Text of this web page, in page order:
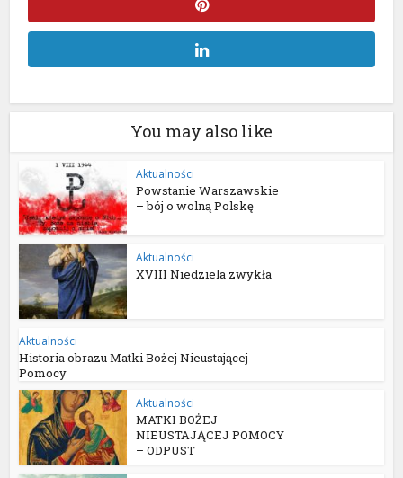
You may also like
Aktualności
Powstanie Warszawskie
– bój o wolną Polskę
Aktualności
XVIII Niedziela zwykła
Aktualności
Historia obrazu Matki Bożej Nieustającej
Pomocy
Aktualności
MATKI BOŻEJ
NIEUSTAJĄCEJ POMOCY
– ODPUST